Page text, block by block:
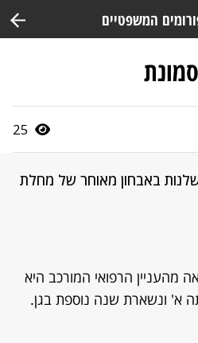
המשפטיים
25
באבחון מאוחר של מחלת
מהעניין הרפואי המורכב היא
א' ונשארת שנה נוספת בגן.